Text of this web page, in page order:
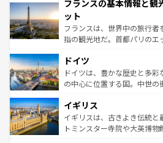
ませてくれるイタリアで、忘
なお、新着のイタリア情報は
しい。
文化が根付くこの国では、情
れる闘牛、そして美味しいタ
る。首都マドリードの洗練
アートに溢れた街角から、地
せる。地方によって風土や気
性で
ンテンツ一覧を参照してほし
フランスの基本情報と観
ット
フランスは、世界中の旅行
指の観光地だ。首都パリのエ
で、幅広い魅力が詰まってい
聖堂、美しいビーチ、そし
から魅了する。また、フラン
いる。シャンパンの発祥地で
香り高いラベンダー畑など、
らに、パリ以外の地域にも
ドイツ
ドイツは、豊かな歴史と多
の中心に位置する国。中世の
顔を持つこの国は、どこを歩
ルリンの文化的活気、バイエ
してライン川沿いのワイン
イギリス
イギリスは、古きよき伝統と
トミンスター寺院や大英博